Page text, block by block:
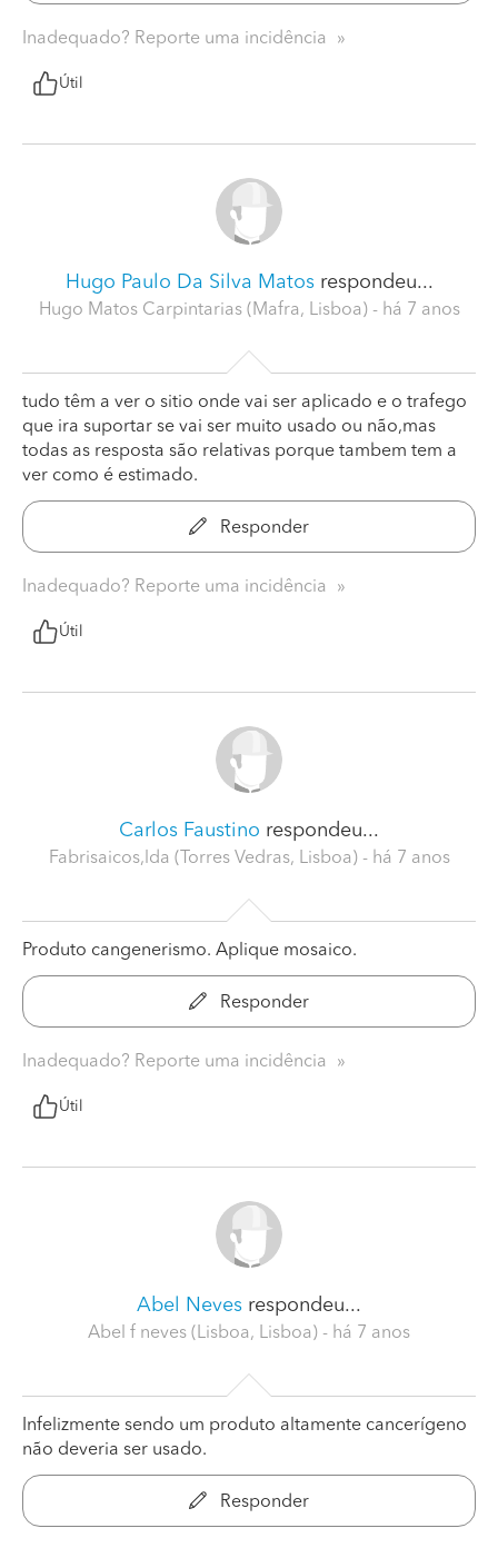
Inadequado? Reporte uma incidência
Útil
Hugo Paulo Da Silva Matosrespondeu...
Hugo Matos Carpintarias (Mafra, Lisboa) - há 7 anos
tudo têm a ver o sitio onde vai ser aplicado e o trafego
que ira suportar se vai ser muito usado ou não,mas
todas as resposta são relativas porque tambem tem a
ver como é estimado.
Responder
Inadequado? Reporte uma incidência
Útil
Carlos Faustino respondeu...
Fabrisaicos,lda (Torres Vedras, Lisboa) - há 7 anos
Produto cangenerismo. Aplique mosaico.
Responder
Inadequado? Reporte uma incidência
Útil
Abel Neves respondeu...
Abel f neves (Lisboa, Lisboa) - há 7 anos
Infelizmente sendo um produto altamente cancerígeno
não deveria ser usado.
Responder